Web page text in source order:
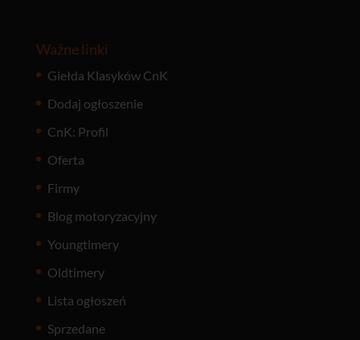
Ważne linki
Giełda Klasyków CnK
Dodaj ogłoszenie
CnK: Profil
Oferta
Firmy
Blog motoryzacyjny
Youngtimery
Oldtimery
Lista ogłoszeń
Sprzedane